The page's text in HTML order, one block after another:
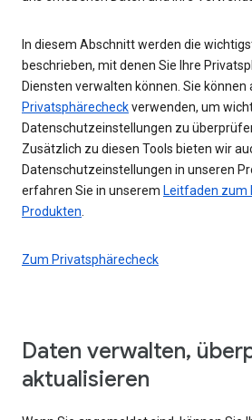
In diesem Abschnitt werden die
beschrieben, mit denen Sie Ihre
Diensten verwalten können. Sie können
Privatsphärecheckverwenden, um
Datenschutzeinstellungen zu
Zusätzlich zu diesen Tools bieten wir
Datenschutzeinstellungen in unseren
erfahren Sie in unserem Leitfaden zum
Produkten
Zum Privatsphärecheck
Daten verwalten,
aktualisieren